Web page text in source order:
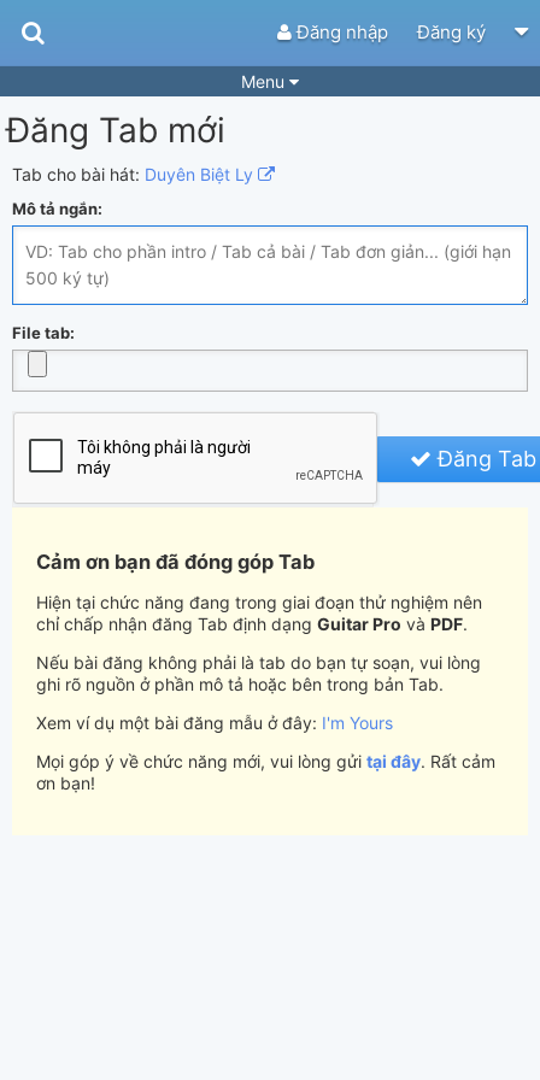
Đăng nhập Đăng ký
Menu
Bài hát
Playlist
Điệu bài hát
Tìm theo hợp âm Tải ứng dụng
Tắt quảng cáo
Đăng Tab mới
Tab cho bài hát: Duyên Biệt Ly
Mô tả ngắn:
File tab:
Đăng
Cảm ơn bạn đã đóng góp Tab
Hiện tại chức năng đang trong giai đoạn thử nghiệm nên
chỉ chấp nhận đăng Tab định dạng Guitar Pro và PDF.
Nếu bài đăng không phải là tab do bạn tự soạn, vui lòng
ghi rõ nguồn ở phần mô tả hoặc bên trong bản Tab.
Xem ví dụ một bài đăng mẫu ở đây: I'm Yours
Mọi góp ý về chức năng mới, vui lòng gửi tại đây. Rất cảm
ơn bạn!